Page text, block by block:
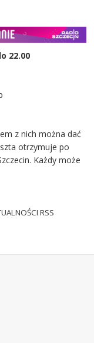
22.00
z nich można dać
otrzymuje po
Każdy może
RSS